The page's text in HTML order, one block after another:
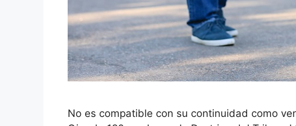
No es compatible con su continuidad como